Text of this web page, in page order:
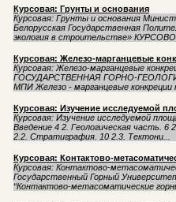
Курсовая: Грунты и основания
Курсовая: Грунты и основания
Белорусская Государственная
экология в строительстве»
Курсовая: Железо-марганцевые
Курсовая: Железо-марганцевые
ГОСУДАРСТВЕННАЯ ГОРНО-
МПИ Железо - марганцевые
Курсовая: Изучение исследуемой
Курсовая: Изучение исследуемой
Введение 4 2. Геологическая часть. 6
2.2. Стратиграфия. 10 2.3. Тектони...
Курсовая: Контактово-
Курсовая: Контактово-
Государственный Горный
“Контактово-метасоматические